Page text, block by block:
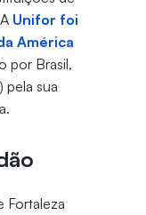
Unifor foi
América
por Brasil,
pela sua
Fortaleza